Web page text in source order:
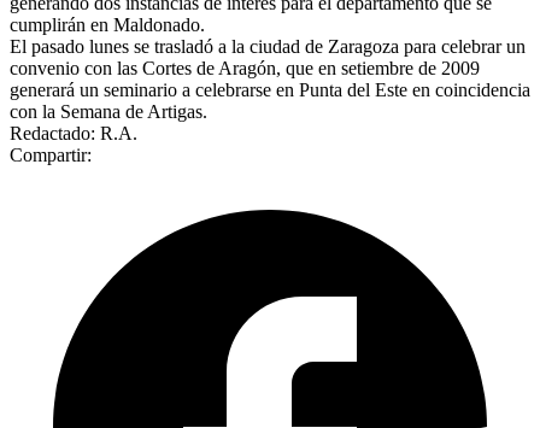
cumplirán en Maldonado.
El pasado lunes se trasladó a la ciudad de Zaragoza para celebrar un
convenio con las Cortes de Aragón, que en setiembre de 2009
generará un seminario a celebrarse en Punta del Este en coincidencia
con la Semana de Artigas.
Redactado: R.A.
Compartir: